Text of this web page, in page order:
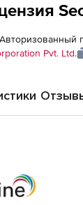
Pvt. Ltd.